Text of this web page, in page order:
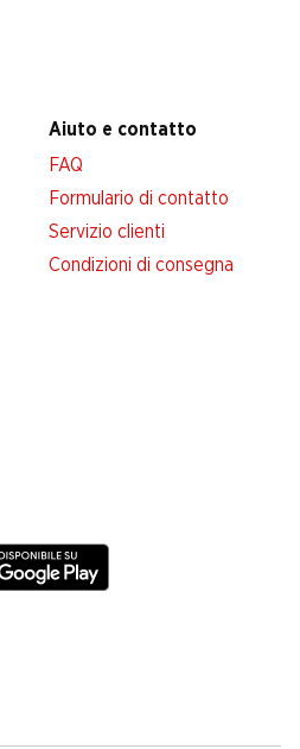
Aiuto e contatto
FAQ
Formulario di contatto
Servizio clienti
Condizioni di consegna